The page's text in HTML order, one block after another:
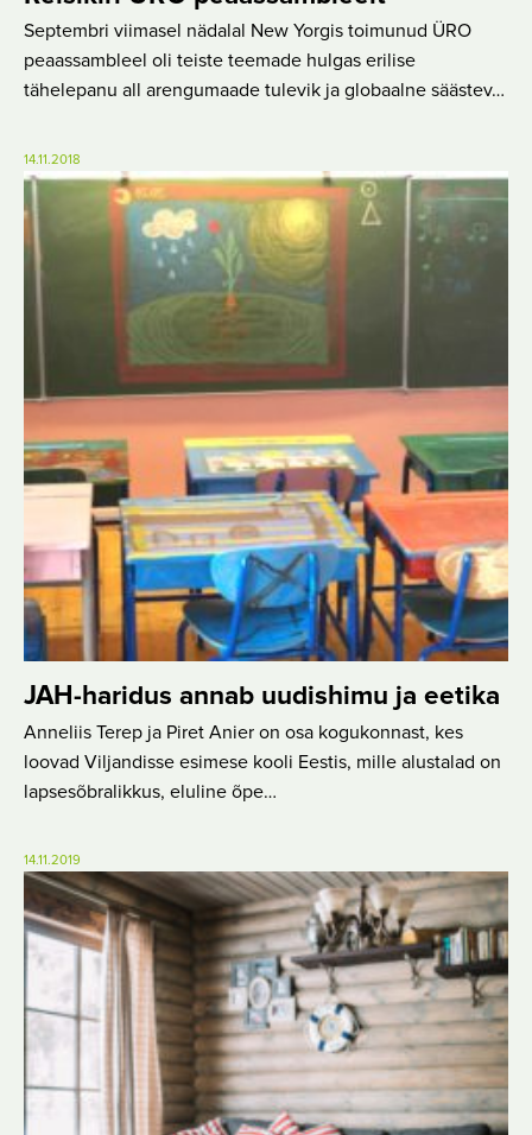
Septembri viimasel nädalal New Yorgis toimunud ÜRO
peaassambleel oli teiste teemade hulgas erilise
tähelepanu all arengumaade tulevik ja globaalne säästev…
14.11.2018
JAH-haridus annab uudishimu ja eetika
Anneliis Terep ja Piret Anier on osa kogukonnast, kes
loovad Viljandisse esimese kooli Eestis, mille alustalad on
lapsesõbralikkus, eluline õpe…
14.11.2019